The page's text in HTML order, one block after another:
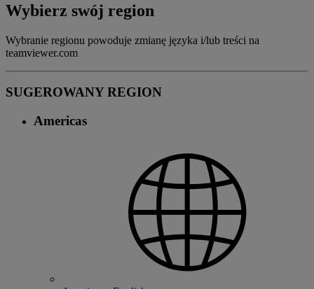
Wybierz swój region
Wybranie regionu powoduje zmianę języka i/lub treści na
teamviewer.com
SUGEROWANY REGION
Americas